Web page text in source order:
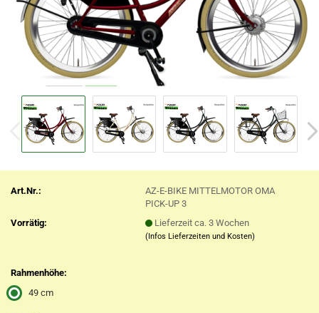
Art.Nr.:
AZ-E-BIKE MITTELMOTOR OMA
PICK-UP 3
Vorrätig:
Lieferzeit ca. 3 Wochen
(Infos Lieferzeiten und Kosten)
Rahmenhöhe:
49 cm